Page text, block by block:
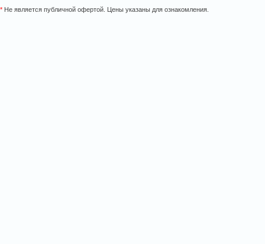
* Не является публичной офертой. Цены указаны для ознакомления.